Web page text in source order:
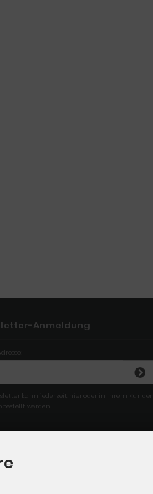
Anmeldung
kann jederzeit hier oder in Ihrem Kunden
werden.